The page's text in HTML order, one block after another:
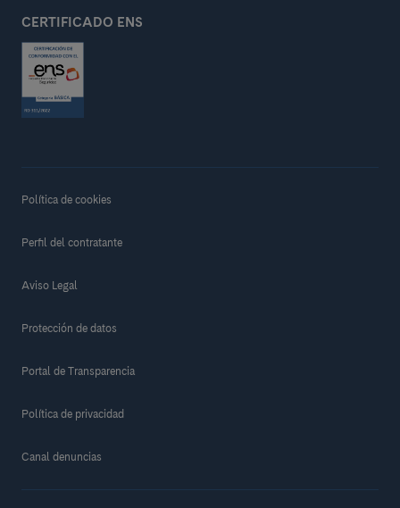
CERTIFICADO ENS
Política de cookies
Perfil del contratante
Aviso Legal
Protección de datos
Portal de Transparencia
Política de privacidad
Canal denuncias